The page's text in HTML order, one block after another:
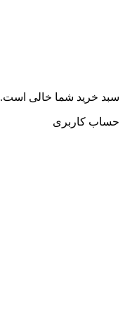
سبد خرید شما خالی است.
حساب کاربری